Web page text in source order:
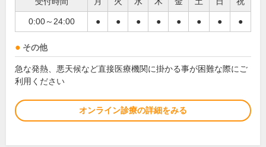
0:00～24:00 ● ● ● ● ● ● ● ●
その他
急な発熱、悪天候など直接医療機関に掛かる事が困難な際にご
利用ください
オンライン診療の詳細をみる